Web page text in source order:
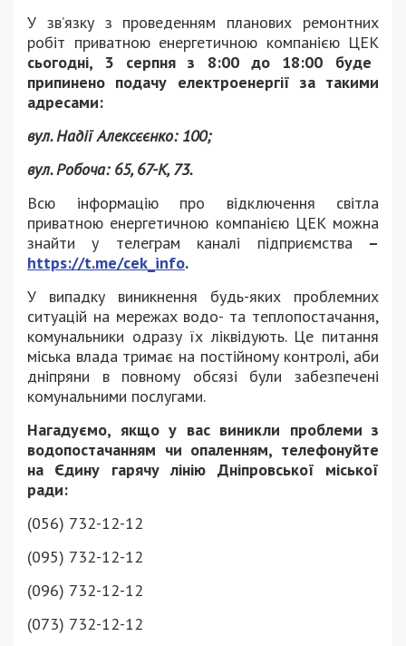
У зв’язку з проведенням планових ремонтних
робіт приватною енергетичною компанією ЦЕК
сьогодні, 3 серпня з 8:00 до 18:00 буде
припинено подачу електроенергії за такими
адресами:
вул. Надії Алексєєнко: 100;
вул. Робоча: 65, 67-К, 73.
Всю інформацію про відключення світла
приватною енергетичною компанією ЦЕК можна
знайти у телеграм каналі підприємства–
https://t.me/cek_info.
У випадку виникнення будь-яких проблемних
ситуацій на мережах водо- та теплопостачання,
комунальники одразу їх ліквідують. Це питання
міська влада тримає на постійному контролі, аби
дніпряни в повному обсязі були забезпечені
комунальними послугами.
Нагадуємо, якщо у вас виникли проблеми з
водопостачанням чи опаленням, телефонуйте
на Єдину гарячу лінію Дніпровської міської
ради:
(056) 732-12-12
(095) 732-12-12
(096) 732-12-12
(073) 732-12-12